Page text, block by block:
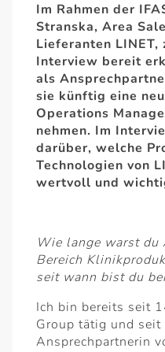
Im Rahmen der
Stranska, Area
Lieferanten LINET,
Interview bereit
als
sie künftig eine
Operations
nehmen. Im
darüber, welche
Technologien von
wertvoll und
Wie lange warst du
Bereich
seit wann bist du
Ich bin bereits seit
Group tätig und
Ansprechpartnerin